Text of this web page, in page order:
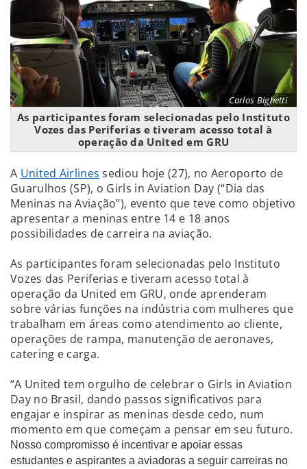
Carlos Bighetti
As participantes foram selecionadas pelo Instituto
Vozes das Periferias e tiveram acesso total à
operação da United em GRU
A United Airlines sediou hoje (27), no Aeroporto de
Guarulhos (SP), o Girls in Aviation Day (“Dia das
Meninas na Aviação”), evento que teve como objetivo
apresentar a meninas entre 14 e 18 anos
possibilidades de carreira na aviação.
As participantes foram selecionadas pelo Instituto
Vozes das Periferias e tiveram acesso total à
operação da United em GRU, onde aprenderam
sobre várias funções na indústria com mulheres que
trabalham em áreas como atendimento ao cliente,
operações de rampa, manutenção de aeronaves,
catering e carga.
“A United tem orgulho de celebrar o Girls in Aviation
Day no Brasil, dando passos significativos para
engajar e inspirar as meninas desde cedo, num
momento em que começam a pensar em seu futuro.
Nosso compromisso é incentivar e apoiar essas
estudantes e aspirantes a aviadoras a seguir carreiras no